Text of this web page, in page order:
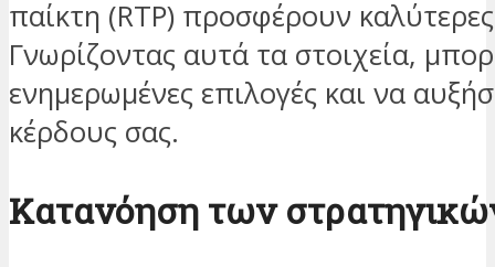
παίκτη (RTP) προσφέρουν καλύτερες
Γνωρίζοντας αυτά τα στοιχεία,
ενημερωμένες επιλογές και να
κέρδους σας.
Κατανόηση των